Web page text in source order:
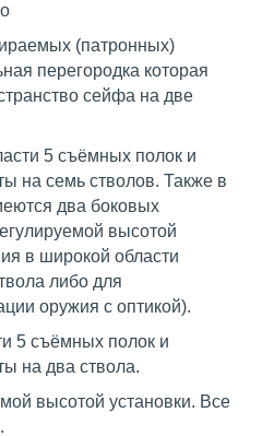
(патронных)
перегородка которая
сейфа на две
5 съёмных полок и
на семь стволов. Также в
два боковых
высотой
в широкой области
либо для
оружия с оптикой).
5 съёмных полок и
на два ствола.
высотой установки. Все